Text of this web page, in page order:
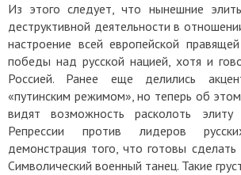
Из этого следует, что нынешние
деструктивной деятельности в
настроение всей европейской
победы над русской нацией, хотя и
Россией. Ранее еще делились
«путинским режимом», но теперь об
видят возможность расколоть
Репрессии против лидеров
демонстрация того, что готовы сделать
Символический военный танец. Такие